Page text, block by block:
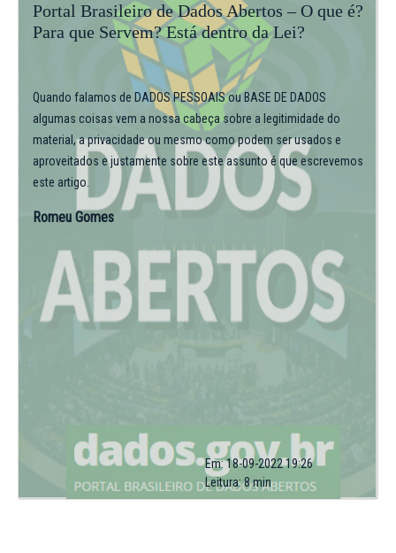
Portal Brasileiro de Dados Abertos – O que é?
Para que Servem? Está dentro da Lei?
Quando falamos de DADOS PESSOAIS ou BASE DE DADOS
algumas coisas vem a nossa cabeça sobre a legitimidade do
material, a privacidade ou mesmo como podem ser usados e
aproveitados e justamente sobre este assunto é que escrevemos
este artigo.
Romeu Gomes
Em: 18-09-2022 19:26
Leitura: 8 min